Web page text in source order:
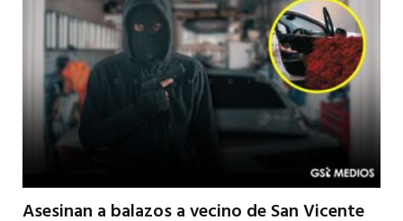
Asesinan a balazos a vecino de San Vicente